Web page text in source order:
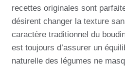
recettes originales sont
désirent changer la texture
caractère traditionnel du
est toujours d’assurer un
naturelle des légumes ne